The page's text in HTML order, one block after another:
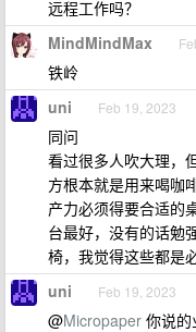
远程工作吗？
MindMindMax
铁岭
uni Feb 19, 2023
同问
看过很多人吹大理，
方根本就是用来喝咖
产力必须得要合适的
台最好，没有的话勉
椅，我觉得这些都是
uni Feb 19, 2023
@Micropaper 你说的